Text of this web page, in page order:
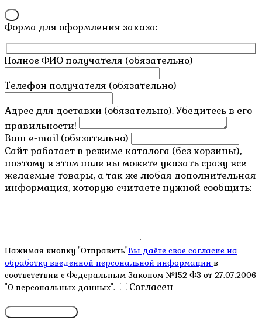
Форма для оформления заказа:
Полное ФИО получателя (обязательно)
Телефон получателя (обязательно)
Адрес для доставки (обязательно). Убедитесь в его
правильности!
Ваш e-mail (обязательно)
Сайт работает в режиме каталога (без корзины),
поэтому в этом поле вы можете указать сразу все
желаемые товары, а так же любая дополнительная
информация, которую считаете нужной сообщить:
Нажимая кнопку "Отправить"Вы даёте свое согласие на
обработку введенной персональной информации в
соответствии с Федеральным Законом №152-ФЗ от 27.07.2006
"О персональных данных".
Согласен